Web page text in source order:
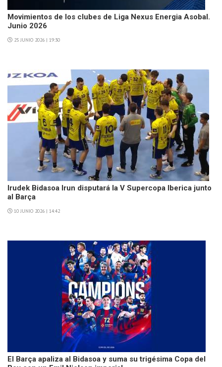
Movimientos de los clubes de Liga Nexus Energia Asobal.
Junio 2026
25 JUNIO 2026 | 19:30
Irudek Bidasoa Irun disputará la V Supercopa Iberica junto
al Barça
10 JUNIO 2026 | 14:42
El Barça apaliza al Bidasoa y suma su trigésima Copa del